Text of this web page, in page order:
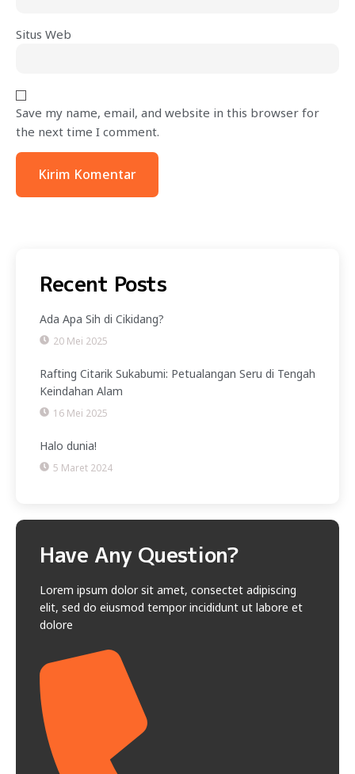
Situs Web
Save my name, email, and website in this browser for
the next time I comment.
Recent Posts
Ada Apa Sih di Cikidang?
20 Mei 2025
Rafting Citarik Sukabumi: Petualangan Seru di Tengah
Keindahan Alam
16 Mei 2025
Halo dunia!
5 Maret 2024
Have Any Question?
Lorem ipsum dolor sit amet, consectet adipiscing
elit, sed do eiusmod tempor incididunt ut labore et
dolore